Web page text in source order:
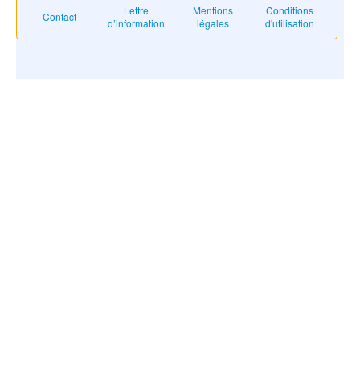
Contact
Lettre
d’information
Mentions
légales
Conditions
d'utilisation